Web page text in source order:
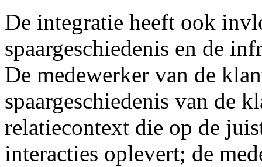
De integratie heeft ook
spaargeschiedenis en de
De medewerker van de
spaargeschiedenis van de
relatiecontext die op de
interacties oplevert; de